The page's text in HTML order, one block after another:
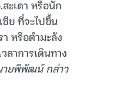
ะเดา หรือนัก
ซีย ที่จะไปขึ้น
า หรือตำมะลัง
ลาการเดินทาง
ายพิพัฒน์ กล่าว